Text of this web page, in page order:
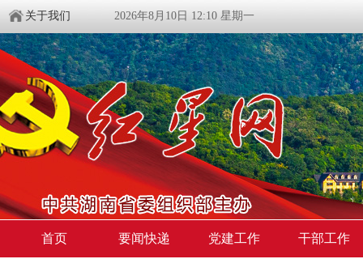
关于我们 2026年8月10日 12:10 星期一
首页 要闻快递 党建工作 干部工作